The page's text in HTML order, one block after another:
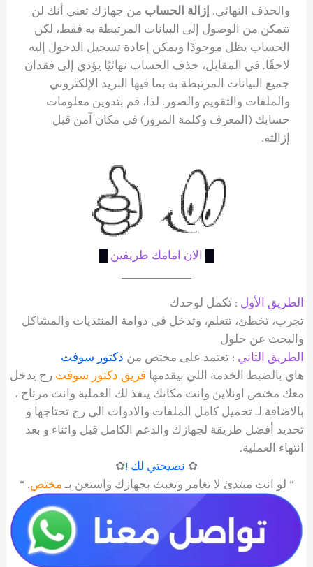
والحذف النهائي. إزالة الحساب من جهازك تعني أنك لن
تتمكن من الوصول إلى البيانات المرتبطة به فقط، لكن
الحساب يظل موجودًا ويمكن إعادة تسجيل الدخول إليه
لاحقًا. في المقابل، حذف الحساب نهائيًا يؤدي إلى فقدان
جميع البيانات المرتبطة به بما فيها البريد الإلكتروني
والملفات والتقويم والصور. لذا، قم بتدوين معلومات
حسابك (المعرف وكلمة المرور) في مكان آمن قبل
إزالته.
الان امامك طريقين
الطريق الأول : تكمل لوحدك
تجرب، تخطئ، تتعلم، وتدخل في دوامة المنتديات والمشاكل
والبحث عن حلول
الطريق التاني : تعتمد على مختص من دكتور سوفت
هاي بالضبط الخدمة اللي بيقدمها فريق دكتور سوفت رح يدخل
معك مختص اونلاين وانت مكانك ينفذ لك العملية وانت مرتاح ،
بالاضافة لـ تحميل كامل الملفات والادوات الي رح تحتاجها و
تحديد أفضل طريقة لجهازك والدعم الكامل قبل واثناء و بعد
انتهاء العملية.
✿ نصيحتي لك !✿
” لو انت مبتدئ لا تغامر وتعبث بجهازك واستعن بـ مختص. “